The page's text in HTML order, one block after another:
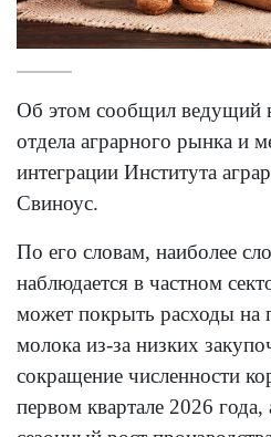
Об этом сообщил ведущий
отдела аграрного рынка и
интеграции Института
Свиноус.
По его словам, наиболее
наблюдается в частном
может покрыть расходы на
молока из-за низких
сокращение численности
первом квартале 2026